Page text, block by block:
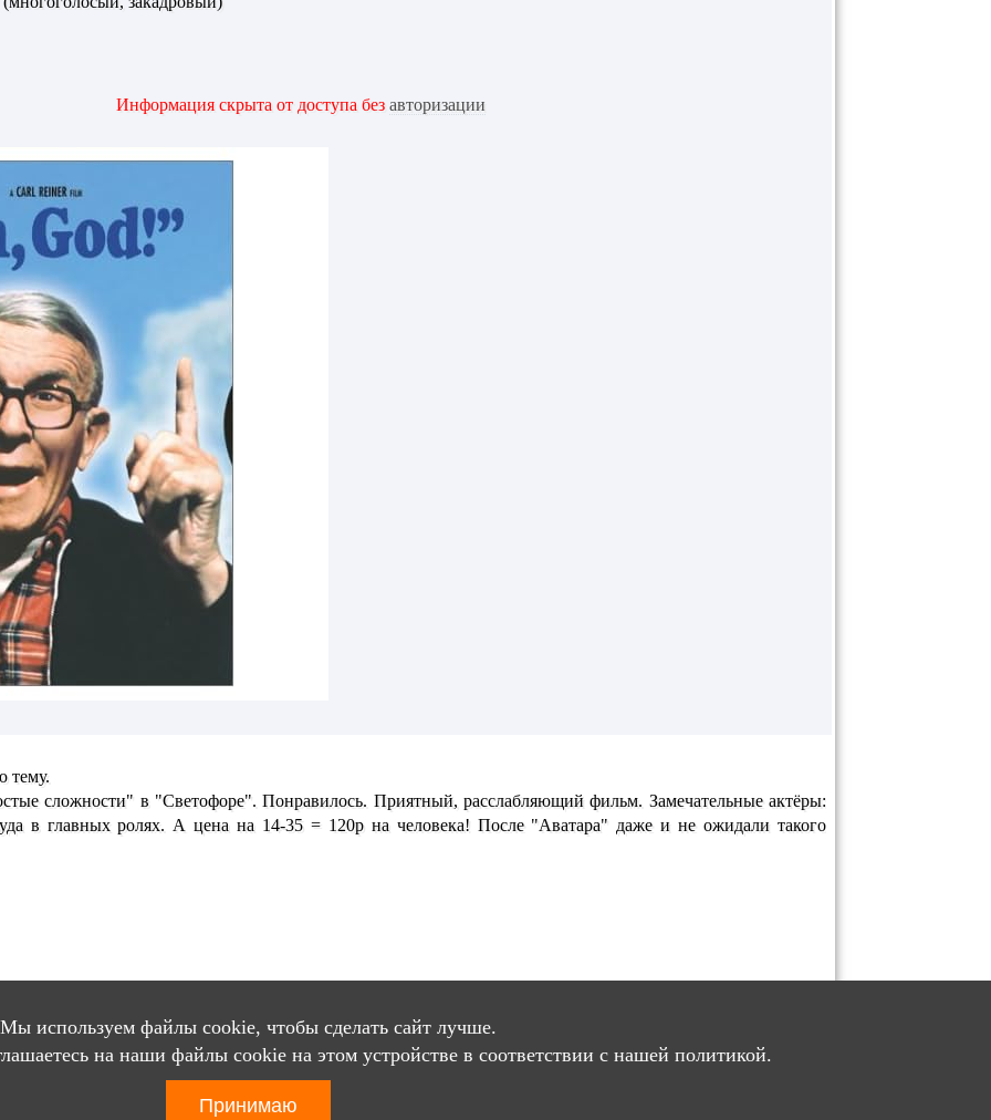
Информация скрыта от доступа без авторизации
тему.
сложности" в "Светофоре". Понравилось. Приятный, расслабляющий фильм. Замечательные актёры:
в главных ролях. А цена на 14-35 = 120р на человека! После "Аватара" даже и не ожидали такого
Вход
Мы используем файлы cookie, чтобы сделать сайт лучше.
на наши файлы cookie на этом устройстве в соответствии с нашей политикой.
Принимаю